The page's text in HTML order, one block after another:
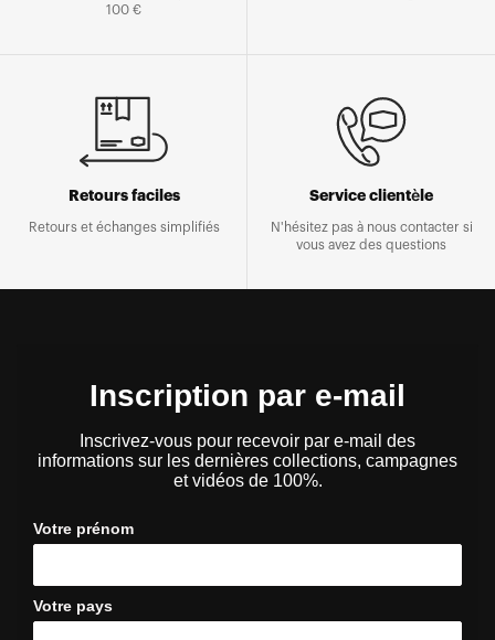
100 €
Retours faciles
Retours et échanges simplifiés
Service clientèle
N'hésitez pas à nous contacter si
vous avez des questions
Inscription par e-mail
Inscrivez-vous pour recevoir par e-mail des
informations sur les dernières collections, campagnes
et vidéos de 100%.
Votre prénom
Votre pays